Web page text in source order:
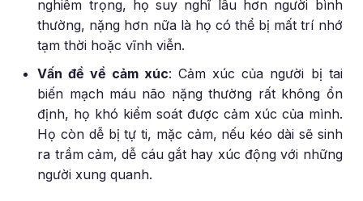
nghiêm trọng, họ suy nghĩ lâu hơn người bình
thường, nặng hơn nữa là họ có thể bị mất trí nhớ
tạm thời hoặc vĩnh viễn.
Vấn đề về cảm xúc: Cảm xúc của người bị tai
biến mạch máu não nặng thường rất không ổn
định, họ khó kiểm soát được cảm xúc của mình.
Họ còn dễ bị tự ti, mặc cảm, nếu kéo dài sẽ sinh
ra trầm cảm, dễ cáu gắt hay xúc động với những
người xung quanh.